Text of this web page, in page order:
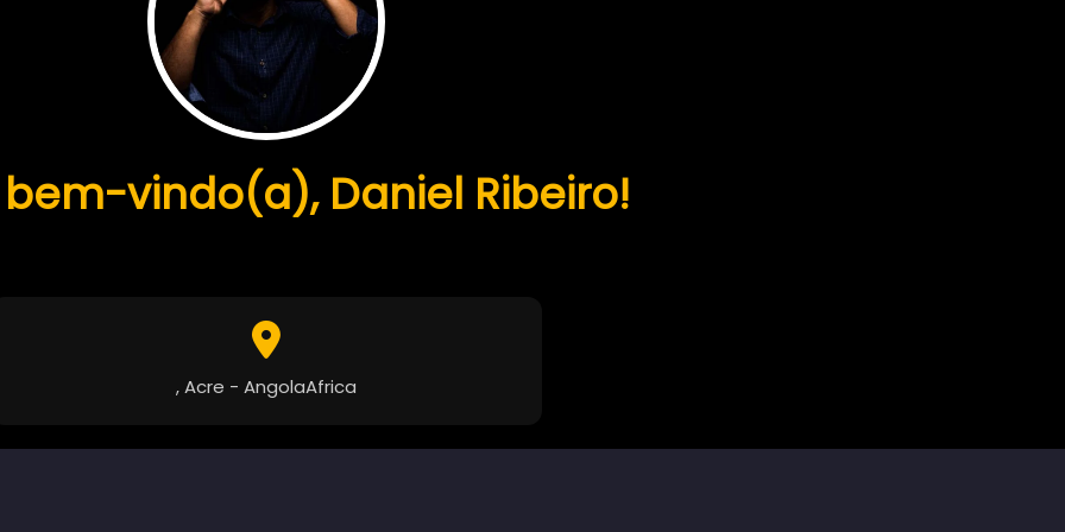
vindo(a), Daniel Ribeiro!
, Acre - AngolaAfrica